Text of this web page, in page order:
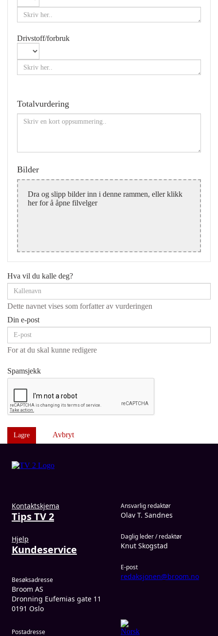
Drivstoff/forbruk
Totalvurdering
Bilder
Dra og slipp bilder inn i denne rammen, eller klikk
her for å åpne filvelger
Hva vil du kalle deg?
Dette navnet vises som forfatter av vurderingen
Din e-post
For at du skal kunne redigere
Spamsjekk
Lagre Avbryt
Kontaktskjema
Tips TV 2
Hjelp
Kundeservice
Ansvarlig redaktør
Olav T. Sandnes
Daglig leder / redaktør
Knut Skogstad
E-post
redaksjonen@broom.no
Besøksadresse
Broom AS
Dronning Eufemias gate 11
0191 Oslo
Postadresse